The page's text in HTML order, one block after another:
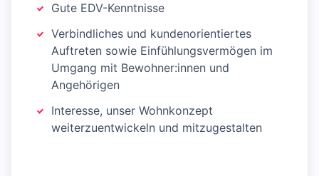
Gute EDV-Kenntnisse
Verbindliches und kundenorientiertes
Auftreten sowie Einfühlungsvermögen im
Umgang mit Bewohner:innen und
Angehörigen
Interesse, unser Wohnkonzept
weiterzuentwickeln und mitzugestalten